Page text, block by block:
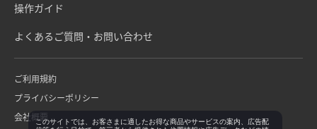
操作ガイド
よくあるご質問・お問い合わせ
ご利用規約
プライバシーポリシー
会社概要このサイトでは、お客さまに適したお得な商品やサービスの案内、広告配